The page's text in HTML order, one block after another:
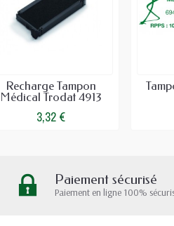
Recharge Tampon
Médical Trodat 4913
3,32 €
Paiement sécurisé
Paiement en ligne 100%